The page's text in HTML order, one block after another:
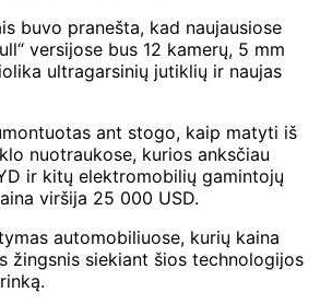
buvo pranešta, kad naujausiose
versijose bus 12 kamerų, 5 mm
ultragarsinių jutiklių ir naujas
ant stogo, kaip matyti iš
nuotraukose, kurios anksčiau
ir kitų elektromobilių gamintojų
viršija 25 000 USD.
automobiliuose, kurių kaina
žingsnis siekiant šios technologijos